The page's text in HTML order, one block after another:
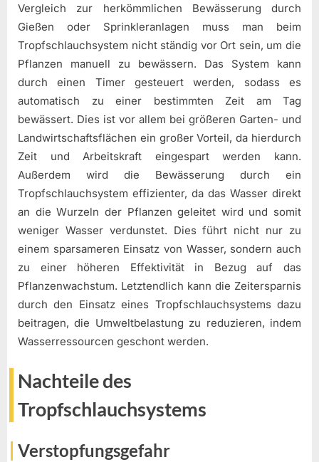
Vergleich zur herkömmlichen Bewässerung durch
Gießen oder Sprinkleranlagen muss man beim
Tropfschlauchsystem nicht ständig vor Ort sein, um die
Pflanzen manuell zu bewässern. Das System kann
durch einen Timer gesteuert werden, sodass es
automatisch zu einer bestimmten Zeit am Tag
bewässert. Dies ist vor allem bei größeren Garten- und
Landwirtschaftsflächen ein großer Vorteil, da hierdurch
Zeit und Arbeitskraft eingespart werden kann.
Außerdem wird die Bewässerung durch ein
Tropfschlauchsystem effizienter, da das Wasser direkt
an die Wurzeln der Pflanzen geleitet wird und somit
weniger Wasser verdunstet. Dies führt nicht nur zu
einem sparsameren Einsatz von Wasser, sondern auch
zu einer höheren Effektivität in Bezug auf das
Pflanzenwachstum. Letztendlich kann die Zeitersparnis
durch den Einsatz eines Tropfschlauchsystems dazu
beitragen, die Umweltbelastung zu reduzieren, indem
Wasserressourcen geschont werden.
Nachteile des
Tropfschlauchsystems
Verstopfungsgefahr